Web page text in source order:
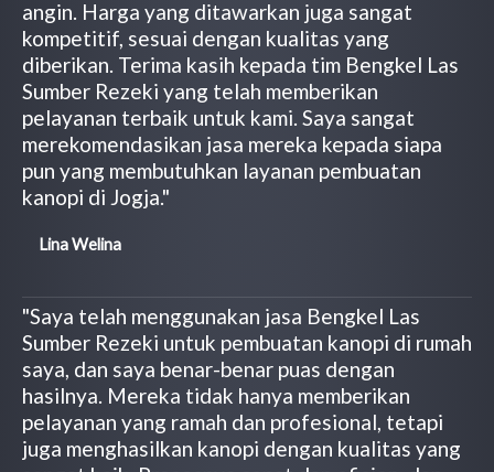
angin. Harga yang ditawarkan juga sangat
kompetitif, sesuai dengan kualitas yang
diberikan. Terima kasih kepada tim Bengkel Las
Sumber Rezeki yang telah memberikan
pelayanan terbaik untuk kami. Saya sangat
merekomendasikan jasa mereka kepada siapa
pun yang membutuhkan layanan pembuatan
kanopi di Jogja."
Lina Welina
"Saya telah menggunakan jasa Bengkel Las
Sumber Rezeki untuk pembuatan kanopi di rumah
saya, dan saya benar-benar puas dengan
hasilnya. Mereka tidak hanya memberikan
pelayanan yang ramah dan profesional, tetapi
juga menghasilkan kanopi dengan kualitas yang